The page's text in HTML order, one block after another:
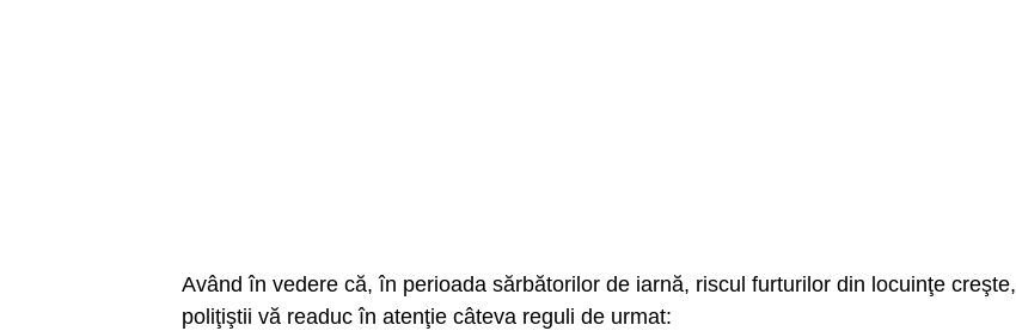
Având în vedere că, în perioada sărbătorilor de iarnă, riscul furturilor din locuinţe creşte,
poliţiştii vă readuc în atenţie câteva reguli de urmat: